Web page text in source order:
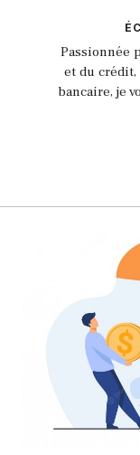
Passionnée
et du
bancaire, je